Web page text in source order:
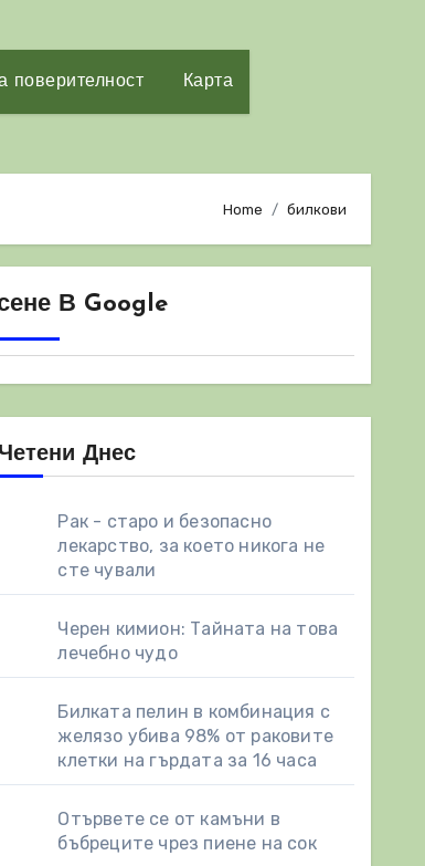
поверителност Карта
Home билкови
В Google
Днес
Рак - старо и безопасно
лекарство, за което никога не
сте чували
Черен кимион: Тайната на това
лечебно чудо
Билката пелин в комбинация с
желязо убива 98% от раковите
клетки на гърдата за 16 часа
Отървете се от камъни в
бъбреците чрез пиене на сок